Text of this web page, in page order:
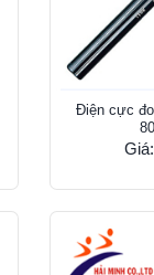
Điện cực
Giá: